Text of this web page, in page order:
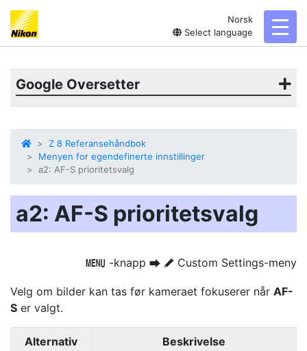
Norsk
Select language
Google Oversetter
Z 8 Referansehåndbok
Menyen for egendefinerte innstillinger
a2: AF-S prioritetsvalg
a2: AF-S prioritetsvalg
G -knapp U A Custom Settings-meny
Velg om bilder kan tas før kameraet fokuserer når AF-
S er valgt.
Alternativ Beskrivelse